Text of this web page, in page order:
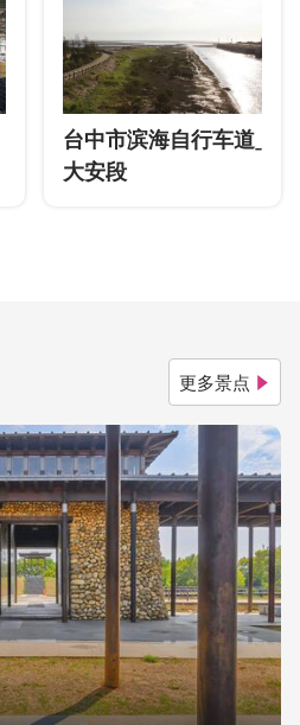
台中市滨海自行车道ˍ
大安段
更多景点